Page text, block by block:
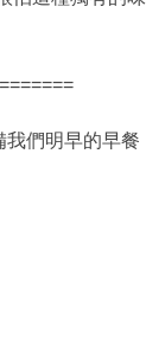
我們明早的早餐